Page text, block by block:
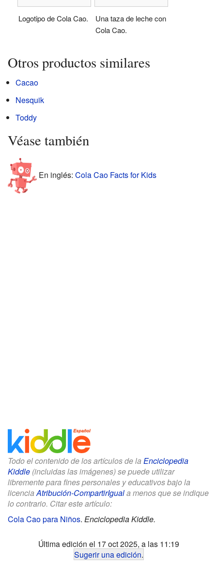
Logotipo de Cola Cao.
Una taza de leche con
Cola Cao.
Otros productos similares
Cacao
Nesquik
Toddy
Véase también
En inglés: Cola Cao Facts for Kids
Todo el contenido de los artículos de la Enciclopedia
Kiddle (incluidas las imágenes) se puede utilizar
libremente para fines personales y educativos bajo la
licenciaAtribución-CompartirIguala menos que se indique
lo contrario. Citar este artículo:
Cola Cao para Niños. Enciclopedia Kiddle.
Última edición el 17 oct 2025, a las 11:19
Sugerir una edición.